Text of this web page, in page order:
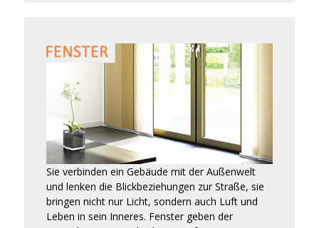
Sie verbinden ein Gebäude mit der Außenwelt
und lenken die Blickbeziehungen zur Straße, sie
bringen nicht nur Licht, sondern auch Luft und
Leben in sein Inneres. Fenster geben der